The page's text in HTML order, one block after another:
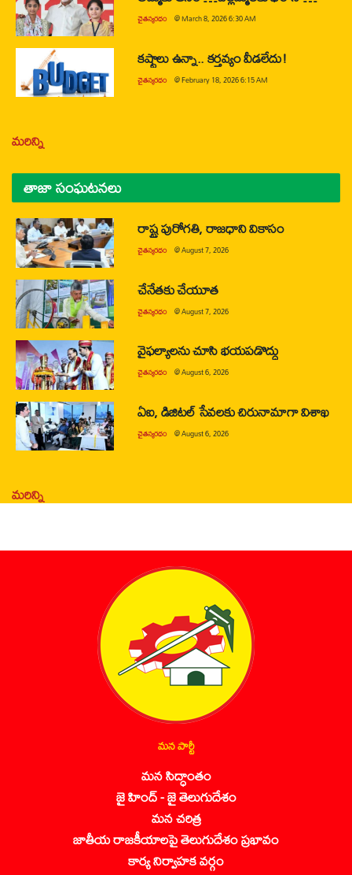
చైతన్యరధం @March 8, 2026 6:30 AM
కష్టాలు ఉన్నా.. కర్తవ్యం వీడలేదు!
చైతన్యరధం @February 18, 2026 6:15 AM
మరిన్ని
తాజా సంఘటనలు
రాష్ట్ర పురోగతి, రాజధాని వికాసం
చైతన్యరధం @August 7, 2026
చేనేతకు చేయూత
చైతన్యరధం @August 7, 2026
వైఫల్యాలను చూసి భయపడొద్దు
చైతన్యరధం @August 6, 2026
ఏఐ, డిజిటల్ సేవలకు చిరునామాగా విశాఖ
చైతన్యరధం @August 6, 2026
మరిన్ని
మన పార్టీ
మన సిద్ధాంతం
జై హింద్ - జై తెలుగుదేశం
మన చరిత్ర
జాతీయ రాజకీయాలపై తెలుగుదేశం ప్రభావం
కార్య నిర్వాహక వర్గం